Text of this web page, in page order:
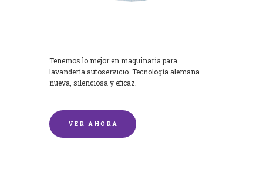
Tenemos lo mejor en maquinaria para
lavandería autoservicio. Tecnología alemana
nueva, silenciosa y eficaz.
VER AHORA